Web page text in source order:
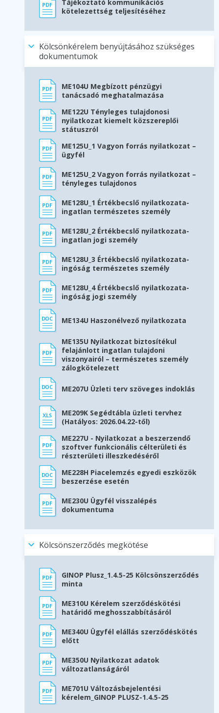
Tájékoztató kommunikációs
kötelezettség teljesítéséhez
Kölcsönkérelem benyújtásához szükséges
dokumentumok
ME104U Megbízott pénzügyi
tanácsadó meghatalmazása
ME122U Tényleges tulajdonosi
nyilatkozat kiemelt közszereplői
státuszról
ME125U_1 Vagyon forrás nyilatkozat –
ügyfél
ME125U_2 Vagyon forrás nyilatkozat –
tényleges tulajdonos
ME128U_1 Értékbecslő nyilatkozata-
ingatlan természetes személy
ME128U_2 Értékbecslő nyilatkozata-
ingatlan jogi személy
ME128U_3 Értékbecslő nyilatkozata-
ingóság természetes személy
ME128U_4 Értékbecslő nyilatkozata-
ingóság jogi személy
ME134U Haszonélvező nyilatkozata
ME135U Nyilatkozat biztosítékul
felajánlott ingatlan tulajdoni
viszonyairól – természetes személy
zálogkötelezett
ME207U Üzleti terv szöveges indoklás
ME209K Segédtábla üzleti tervhez
(Hatályos: 2026.04.22-től)
ME227U - Nyilatkozat a beszerzendő
szoftver funkcionális célterületi és
részterületi illeszkedéséről
ME228H Piacelemzés egyedi eszközök
beszerzése esetén
ME230U Ügyfél visszalépés
dokumentuma
Kölcsönszerződés megkötése
GINOP Plusz_1.4.5-25 Kölcsönszerződés
minta
ME310U Kérelem szerződéskötési
határidő meghosszabbításáról
ME340U Ügyfél elállás szerződéskötés
előtt
ME350U Nyilatkozat adatok
változatlanságáról
ME701U Változásbejelentési
kérelem_GINOP PLUSZ-1.4.5-25